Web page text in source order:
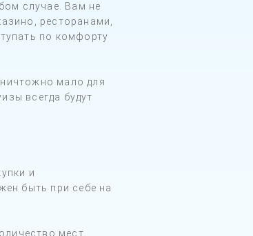
случае. Вам не
ресторанами,
по комфорту
мало для
всегда будут
и
быть при себе на
мест.